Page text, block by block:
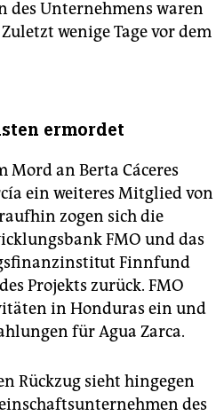
des Unternehmens waren
wenige Tage vor dem
ermordet
Mord an Berta Cáceres
ein weiteres Mitglied von
zogen sich die
FMO und das
Finnfund
Projekts zurück. FMO
in Honduras ein und
für Agua Zarca.
Rückzug sieht hingegen
des